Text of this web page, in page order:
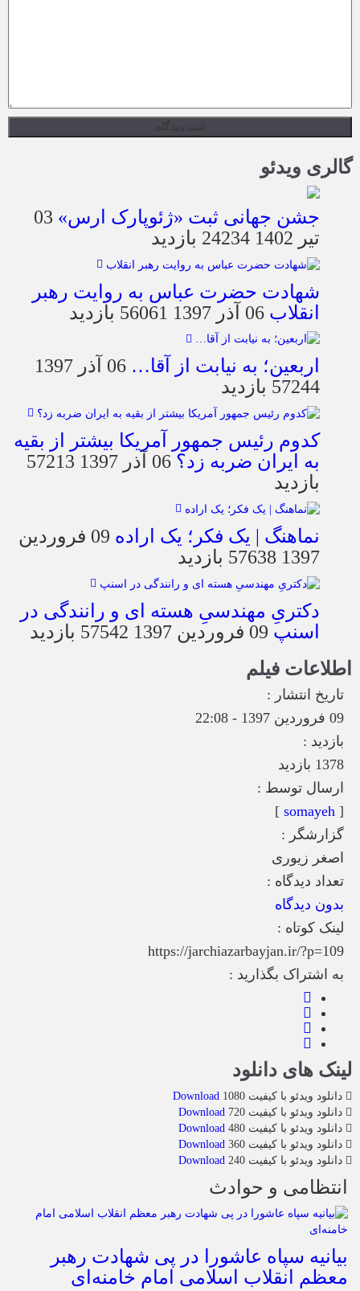
گالری ویدئو
جشن جهانی ثبت «ژئوپارک ارس» 03
تیر 1402
24234 بازدید
شهادت حضرت عباس به روایت رهبر
انقلاب 06 آذر 1397 56061 بازدید
اربعین؛ به نیابت از آقا… 06 آذر 1397
57244 بازدید
کدوم رئیس جمهور آمریکا بیشتر از بقیه
به ایران ضربه زد؟ 06 آذر 1397
57213
بازدید
نماهنگ | یک فکر؛ یک اراده
09 فروردین
1397 57638 بازدید
دکتریِ مهندسیِ هسته ای و رانندگی در
اسنپ 09 فروردین 1397
57542 بازدید
اطلاعات فیلم
تاریخ انتشار :
09 فروردین 1397 - 22:08
بازدید :
1378 بازدید
ارسال توسط :
[
somayeh
]
گزارشگر :
اصغر زیوری
تعداد دیدگاه :
بدون دیدگاه
لینک کوتاه :
https://jarchiazarbayjan.ir/?p=109
به اشتراک بگذارید :
لینک های دانلود
دانلود ویدئو با کیفیت 1080
Download
دانلود ویدئو با کیفیت 720
Download
دانلود ویدئو با کیفیت 480
Download
دانلود ویدئو با کیفیت 360
Download
دانلود ویدئو با کیفیت 240
Download
انتظامی و حوادث
بیانیه سپاه عاشورا در پی شهادت رهبر
معظم انقلاب اسلامی امام خامنه‌ای